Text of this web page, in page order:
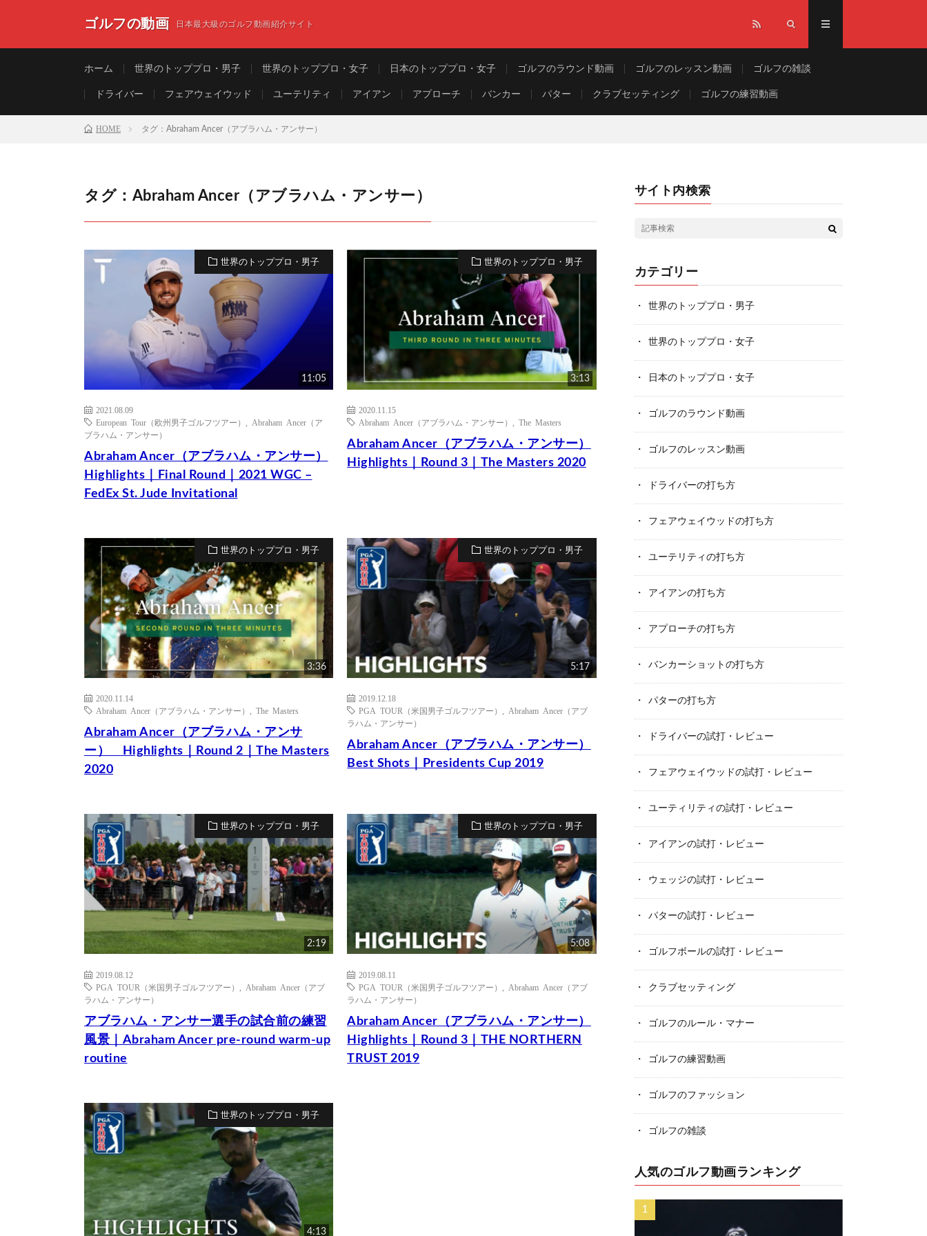
ゴルフの動画 日本最大級のゴルフ動画紹介サイト
ホーム 世界のトッププロ・男子 世界のトッププロ・女子 日本のトッププロ・女子 ゴルフのラウンド動画 ゴルフのレッスン動画 ゴルフの雑談
ドライバー フェアウェイウッド ユーテリティ アイアン アプローチ バンカー パター クラブセッティング ゴルフの練習動画
HOME タグ：Abraham Ancer（アブラハム・アンサー）
タグ：Abraham Ancer（アブラハム・アンサー）
世界のトッププロ・男子
11:05
2021.08.09
European Tour（欧州男子ゴルフツアー）
Abraham Ancer（ア
ブラハム・アンサー）
Abraham Ancer（アブラハム・アンサー）
Highlights｜Final Round｜2021 WGC –
FedEx St. Jude Invitational
世界のトッププロ・男子
3:13
2020.11.15
Abraham Ancer（アブラハム・アンサー）
,The Masters
Abraham Ancer（アブラハム・アンサー）
Highlights｜Round 3｜The Masters 2020
世界のトッププロ・男子
3:36
2020.11.14
Abraham Ancer（アブラハム・アンサー）
The Masters
Abraham Ancer（アブラハム・アンサ
ー） Highlights｜Round 2｜The Masters
2020
世界のトッププロ・男子
5:17
2019.12.18
PGA TOUR（米国男子ゴルフツアー）
Abraham Ancer（アブ
ラハム・アンサー）
Abraham Ancer（アブラハム・アンサー）
Best Shots｜Presidents Cup 2019
世界のトッププロ・男子
2:19
2019.08.12
PGA TOUR（米国男子ゴルフツアー）
Abraham Ancer（アブ
ラハム・アンサー）
アブラハム・アンサー選手の試合前の練習
風景｜Abraham Ancer pre-round warm-up
routine
世界のトッププロ・男子
5:08
2019.08.11
PGA TOUR（米国男子ゴルフツアー）
Abraham Ancer（アブ
ラハム・アンサー）
Abraham Ancer（アブラハム・アンサー）
Highlights｜Round 3｜THE NORTHERN
TRUST 2019
世界のトッププロ・男子
4:13
サイト内検索
カテゴリー
世界のトッププロ・男子
世界のトッププロ・女子
日本のトッププロ・女子
ゴルフのラウンド動画
ゴルフのレッスン動画
ドライバーの打ち方
フェアウェイウッドの打ち方
ユーテリティの打ち方
アイアンの打ち方
アプローチの打ち方
バンカーショットの打ち方
パターの打ち方
ドライバーの試打・レビュー
フェアウェイウッドの試打・レビュー
ユーティリティの試打・レビュー
アイアンの試打・レビュー
ウェッジの試打・レビュー
パターの試打・レビュー
ゴルフボールの試打・レビュー
クラブセッティング
ゴルフのルール・マナー
ゴルフの練習動画
ゴルフのファッション
ゴルフの雑談
人気のゴルフ動画ランキング